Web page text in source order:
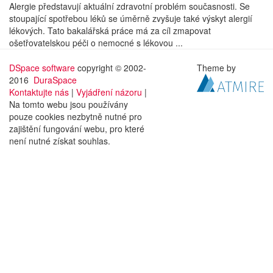
Alergie představují aktuální zdravotní problém současnosti. Se
stoupající spotřebou léků se úměrně zvyšuje také výskyt alergií
lékových. Tato bakalářská práce má za cíl zmapovat
ošetřovatelskou péči o nemocné s lékovou ...
DSpace software copyright © 2002-
2016 DuraSpace
Kontaktujte nás | Vyjádření názoru |
Na tomto webu jsou používány
pouze cookies nezbytně nutné pro
zajištění fungování webu, pro které
není nutné získat souhlas.
Theme by